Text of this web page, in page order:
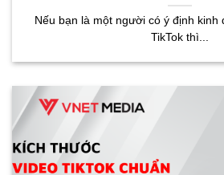
Nếu bạn là một người có ý định kinh
TikTok thì...